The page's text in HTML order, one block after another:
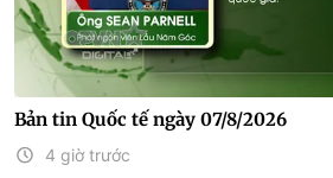
Bản tin Quốc tế ngày 07/8/2026
4 giờ trước